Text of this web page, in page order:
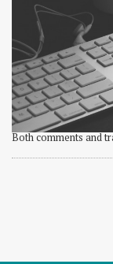
Both comments and